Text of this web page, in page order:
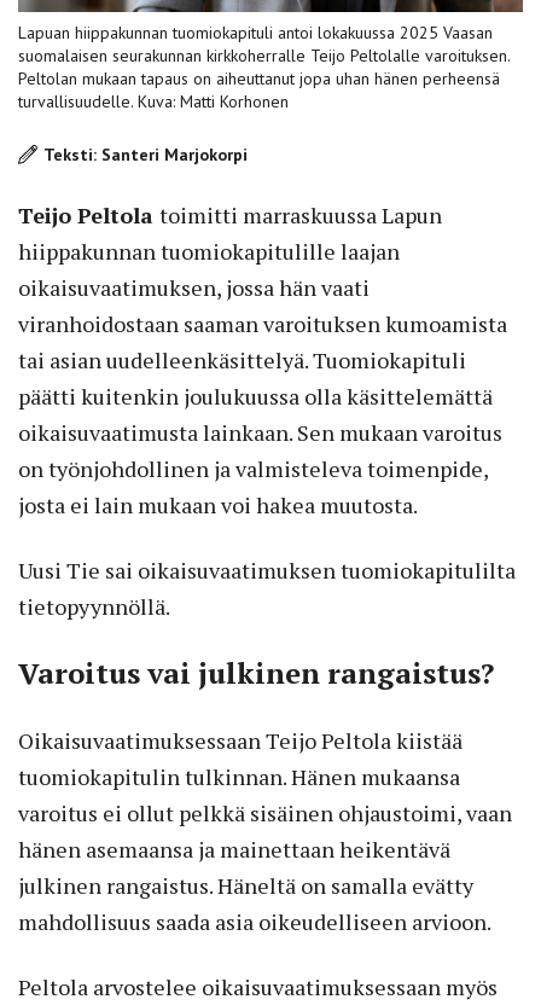
Lapuan hiippakunnan tuomiokapituli antoi lokakuussa 2025 Vaasan
suomalaisen seurakunnan kirkkoherralle Teijo Peltolalle varoituksen.
Peltolan mukaan tapaus on aiheuttanut jopa uhan hänen perheensä
turvallisuudelle. Kuva: Matti Korhonen
Teksti: Santeri Marjokorpi
Teijo Peltola toimitti marraskuussa Lapun
hiippakunnan tuomiokapitulille laajan
oikaisuvaatimuksen, jossa hän vaati
viranhoidostaan saaman varoituksen kumoamista
tai asian uudelleenkäsittelyä. Tuomiokapituli
päätti kuitenkin joulukuussa olla käsittelemättä
oikaisuvaatimusta lainkaan. Sen mukaan varoitus
on työnjohdollinen ja valmisteleva toimenpide,
josta ei lain mukaan voi hakea muutosta.
Uusi Tie sai oikaisuvaatimuksen tuomiokapitulilta
tietopyynnöllä.
Varoitus vai julkinen rangaistus?
Oikaisuvaatimuksessaan Teijo Peltola kiistää
tuomiokapitulin tulkinnan. Hänen mukaansa
varoitus ei ollut pelkkä sisäinen ohjaustoimi, vaan
hänen asemaansa ja mainettaan heikentävä
julkinen rangaistus. Häneltä on samalla evätty
mahdollisuus saada asia oikeudelliseen arvioon.
Peltola arvostelee oikaisuvaatimuksessaan myös